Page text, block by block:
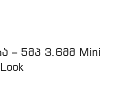
– 5მპ 3.6მმ Mini